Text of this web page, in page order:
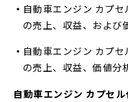
自動車エンジン カプ
の売上、収益、および
自動車エンジン カプ
の売上、収益、価値分
自動車エンジン カプセ